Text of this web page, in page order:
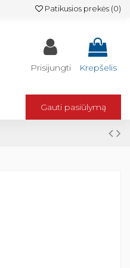
Patikusios prekės (0)
Prisijungti Krepšelis
Gauti pasiūlymą